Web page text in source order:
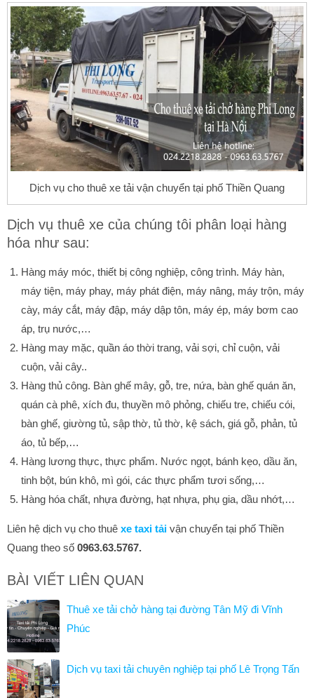
Dịch vụ cho thuê xe tải vận chuyển tại phố Thiền Quang
Dịch vụ thuê xe của chúng tôi phân loại hàng
hóa như sau:
Hàng máy móc, thiết bị công nghiệp, công trình. Máy hàn,
máy tiện, máy phay, máy phát điện, máy nâng, máy trộn, máy
cày, máy cắt, máy đập, máy dập tôn, máy ép, máy bơm cao
áp, trụ nước,…
Hàng may mặc, quần áo thời trang, vải sợi, chỉ cuộn, vải
cuộn, vải cây..
Hàng thủ công. Bàn ghế mây, gỗ, tre, nứa, bàn ghế quán ăn,
quán cà phê, xích đu, thuyền mô phỏng, chiếu tre, chiếu cói,
bàn ghế, giường tủ, sập thờ, tủ thờ, kệ sách, giá gỗ, phản, tủ
áo, tủ bếp,…
Hàng lương thực, thực phẩm. Nước ngọt, bánh kẹo, dầu ăn,
tinh bột, bún khô, mì gói, các thực phẩm tươi sống,…
Hàng hóa chất, nhựa đường, hạt nhựa, phụ gia, dầu nhớt,…
Liên hệ dịch vụ cho thuê xe taxi tải vận chuyển tại phố Thiền
Quang theo số 0963.63.5767.
BÀI VIẾT LIÊN QUAN
Thuê xe tải chở hàng tại đường Tân Mỹ đi Vĩnh
Phúc
Dịch vụ taxi tải chuyên nghiệp tại phố Lê Trọng Tấn